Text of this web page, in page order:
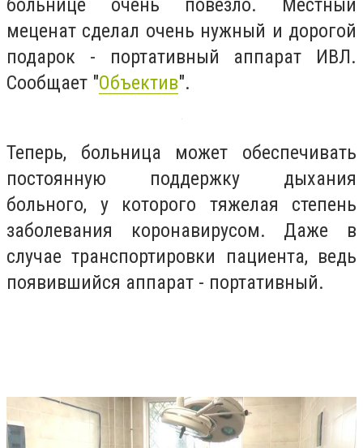
больнице очень повезло. Местный
меценат сделал очень нужный и дорогой
подарок - портативный аппарат ИВЛ.
Сообщает "Объектив".
Теперь, больница может обеспечивать
постоянную поддержку дыхания
больного, у которого тяжелая степень
заболевания коронавирусом. Даже в
случае транспортировки пациента, ведь
появившийся аппарат - портативный.